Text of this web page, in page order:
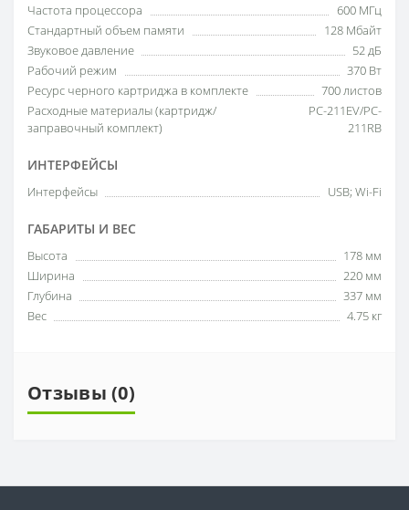
Частота процессора
600 МГц
Стандартный объем памяти
128 Мбайт
Звуковое давление
52 дБ
Рабочий режим
370 Вт
Ресурс черного картриджа в комплекте
700 листов
Расходные материалы (картридж/
заправочный комплект)
PC-211EV/PC-
211RB
ИНТЕРФЕЙСЫ
Интерфейсы USB; Wi-Fi
ГАБАРИТЫ И ВЕС
Высота
178 мм
Ширина
220 мм
Глубина
337 мм
Вес
4.75 кг
Отзывы (0)